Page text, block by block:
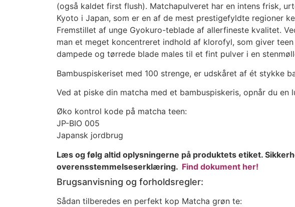
(også kaldet first flush). Matchapulveret har en intens frisk,
Kyoto i Japan, som er en af de mest prestigefyldte regioner
Fremstillet af unge Gyokuro-teblade af allerfineste kvalitet.
man et meget koncentreret indhold af klorofyl, som giver
dampede og tørrede blade males til et fint pulver i en
Bambuspiskeriset med 100 strenge, er udskåret af ét stykke
Ved at piske din matcha med et bambuspiskeris, opnår du en
Øko kontrol kode på matcha teen:
JP-BIO 005
Japansk jordbrug
Læs og følg altid oplysningerne på produktets etiket.
overensstemmelseserklæring. Find dokument her!
Brugsanvisning og forholdsregler:
Sådan tilberedes en perfekt kop Matcha grøn te: